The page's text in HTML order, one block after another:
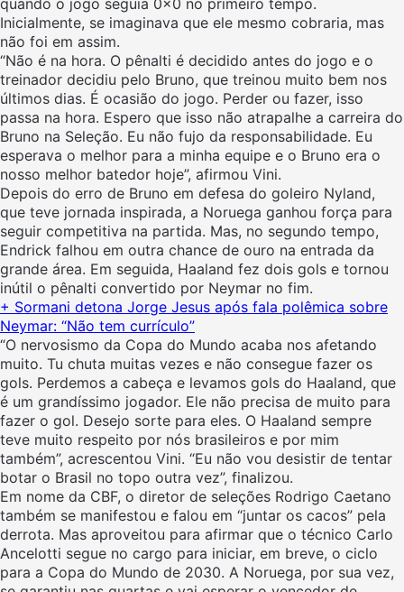
quando o jogo seguia 0x0 no primeiro tempo.
Inicialmente, se imaginava que ele mesmo cobraria, mas
não foi em assim.
“Não é na hora. O pênalti é decidido antes do jogo e o
treinador decidiu pelo Bruno, que treinou muito bem nos
últimos dias. É ocasião do jogo. Perder ou fazer, isso
passa na hora. Espero que isso não atrapalhe a carreira do
Bruno na Seleção. Eu não fujo da responsabilidade. Eu
esperava o melhor para a minha equipe e o Bruno era o
nosso melhor batedor hoje”, afirmou Vini.
Depois do erro de Bruno em defesa do goleiro Nyland,
que teve jornada inspirada, a Noruega ganhou força para
seguir competitiva na partida. Mas, no segundo tempo,
Endrick falhou em outra chance de ouro na entrada da
grande área. Em seguida, Haaland fez dois gols e tornou
inútil o pênalti convertido por Neymar no fim.
+ Sormani detona Jorge Jesus após fala polêmica sobre
Neymar: “Não tem currículo”
“O nervosismo da Copa do Mundo acaba nos afetando
muito. Tu chuta muitas vezes e não consegue fazer os
gols. Perdemos a cabeça e levamos gols do Haaland, que
é um grandíssimo jogador. Ele não precisa de muito para
fazer o gol. Desejo sorte para eles. O Haaland sempre
teve muito respeito por nós brasileiros e por mim
também”, acrescentou Vini. “Eu não vou desistir de tentar
botar o Brasil no topo outra vez”, finalizou.
Em nome da CBF, o diretor de seleções Rodrigo Caetano
também se manifestou e falou em “juntar os cacos” pela
derrota. Mas aproveitou para afirmar que o técnico Carlo
Ancelotti segue no cargo para iniciar, em breve, o ciclo
para a Copa do Mundo de 2030. A Noruega, por sua vez,